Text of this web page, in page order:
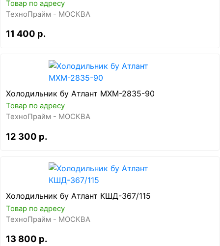
Товар по адресу
ТехноПрайм - МОСКВА
11 400 р.
Холодильник бу Атлант МХМ-2835-90
Товар по адресу
ТехноПрайм - МОСКВА
12 300 р.
Холодильник бу Атлант КШД-367/115
Товар по адресу
ТехноПрайм - МОСКВА
13 800 р.